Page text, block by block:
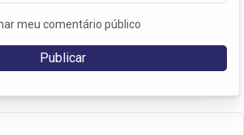
meu comentário público